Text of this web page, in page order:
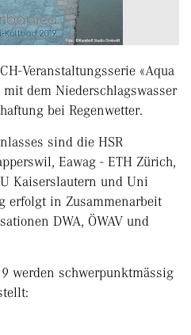
Veranstaltungsserie «Aqua
dem Niederschlagswasser
bei Regenwetter.
sind die HSR
Eawag - ETH Zürich,
Kaiserslautern und Uni
erfolgt in Zusammenarbeit
DWA, ÖWAV und
werden schwerpunktmässig